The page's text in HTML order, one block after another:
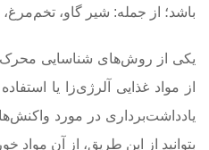
باشد؛ از جمله: شیر گاو، تخم‌مرغ،
یکی از روش‌های شناسایی
از مواد غذایی آلرژی‌زا یا
یادداشت‌برداری در مورد
بتوانید از این طریق، از آن مواد